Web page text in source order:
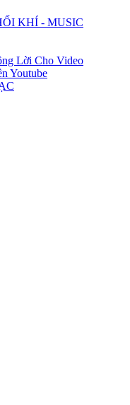
KHÍ - MUSIC
Lời Cho Video
Youtube